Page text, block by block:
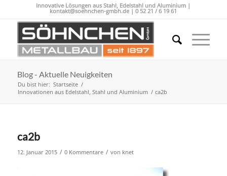
Innovative Lösungen aus Stahl, Edelstahl und Aluminium |
kontakt@soehnchen-gmbh.de |0 52 21 / 6 19 61
Blog - Aktuelle Neuigkeiten
Du bist hier: Startseite /
Innovationen aus Edelstahl, Stahl und Aluminium / ca2b
ca2b
12. Januar 2015 / 0 Kommentare / von knet